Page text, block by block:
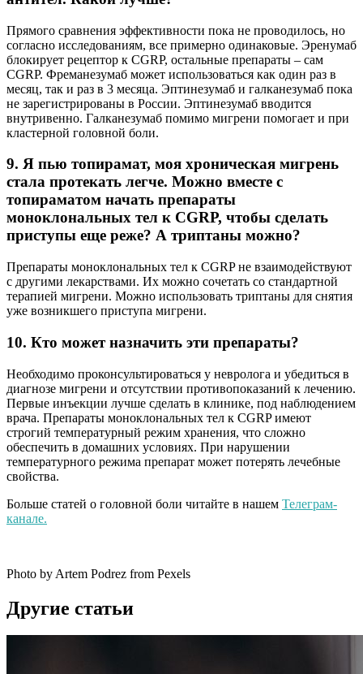
Прямого сравнения эффективности пока не проводилось, но
согласно исследованиям, все примерно одинаковые. Эренумаб
блокирует рецептор к CGRP, остальные препараты – сам
CGRP. Фреманезумаб может использоваться как один раз в
месяц, так и раз в 3 месяца. Эптинезумаб и галканезумаб пока
не зарегистрированы в России. Эптинезумаб вводится
внутривенно. Галканезумаб помимо мигрени помогает и при
кластерной головной боли.
9. Я пью топирамат, моя хроническая мигрень
стала протекать легче. Можно вместе с
топираматом начать препараты
моноклональных тел к CGRP, чтобы сделать
приступы еще реже? А триптаны можно?
Препараты моноклональных тел к CGRP не взаимодействуют
с другими лекарствами. Их можно сочетать со стандартной
терапией мигрени. Можно использовать триптаны для снятия
уже возникшего приступа мигрени.
10. Кто может назначить эти препараты?
Необходимо проконсультироваться у невролога и убедиться в
диагнозе мигрени и отсутствии противопоказаний к лечению.
Первые инъекции лучше сделать в клинике, под наблюдением
врача. Препараты моноклональных тел к CGRP имеют
строгий температурный режим хранения, что сложно
обеспечить в домашних условиях. При нарушении
температурного режима препарат может потерять лечебные
свойства.
Больше статей о головной боли читайте в нашем Телеграм-
канале.
Photo by Artem Podrez from Pexels
Другие статьи